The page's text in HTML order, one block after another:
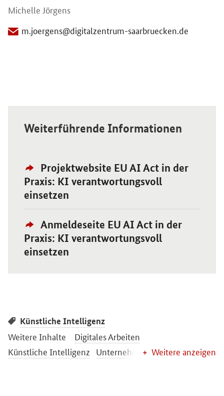
Michelle Jörgens
m.joergens@digitalzentrum-saarbruecken.de
Weiterführende Informationen
Externer
Link:
Projektwebsite EU AI Act in der
Praxis:​ KI verantwortungsvoll
einsetzen
Öffnet Einzelsicht
Externer
Link:
Anmeldeseite EU AI Act in der
Praxis:​ KI verantwortungsvoll
einsetzen
Öffnet Einzelsicht
Künstliche Intelligenz
Weitere Inhalte
Digitales Arbeiten
Künstliche Intelligenz Unternehmensprozesse
Weitere anzeigen